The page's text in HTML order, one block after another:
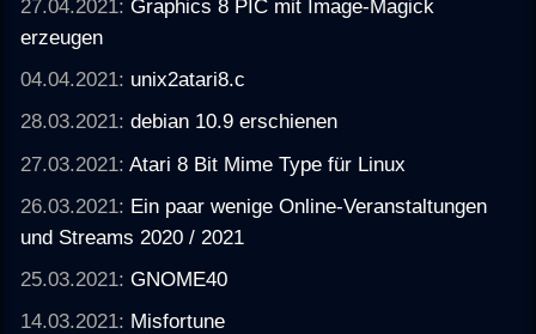
27.04.2021:Graphics 8 PIC mit Image-Magick
erzeugen
04.04.2021: unix2atari8.c
28.03.2021:debian 10.9 erschienen
27.03.2021:Atari 8 Bit Mime Type für Linux
26.03.2021: Ein paar wenige Online-Veranstaltungen
und Streams 2020 / 2021
25.03.2021:GNOME40
14.03.2021: Misfortune